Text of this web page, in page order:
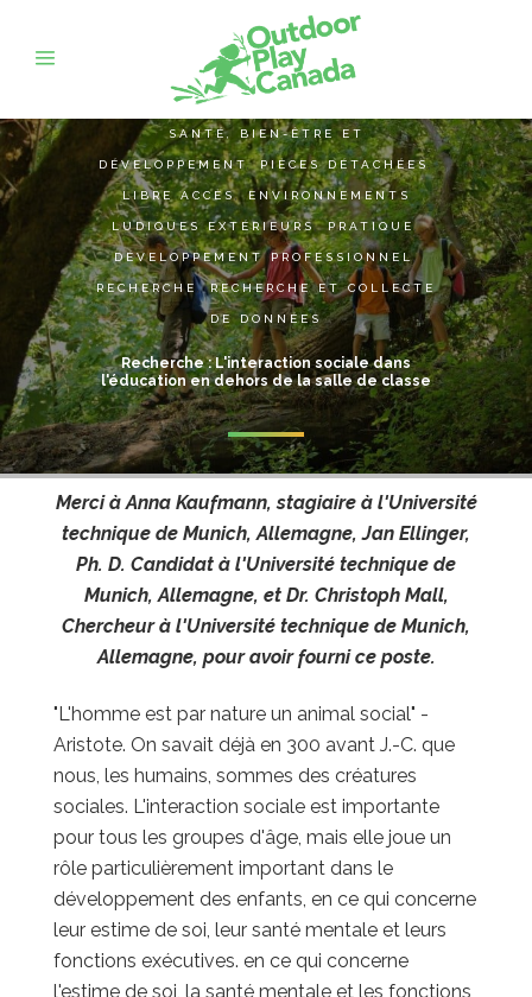
SANTÉ, BIEN-ÊTRE ET
DÉVELOPPEMENT,PIÈCES DÉTACHÉES,
LIBRE ACCÈS,ENVIRONNEMENTS
LUDIQUES EXTÉRIEURS,PRATIQUE,
DÉVELOPPEMENT PROFESSIONNEL,
RECHERCHE,RECHERCHE ET COLLECTE
DE DONNÉES
Recherche : L'interaction sociale dans
l'éducation en dehors de la salle de classe
Merci à Anna Kaufmann, stagiaire à l'Université
technique de Munich, Allemagne, Jan Ellinger,
Ph. D. Candidat à l'Université technique de
Munich, Allemagne, et Dr. Christoph Mall,
Chercheur à l'Université technique de Munich,
Allemagne, pour avoir fourni ce poste.
"L'homme est par nature un animal social" -
Aristote. On savait déjà en 300 avant J.-C. que
nous, les humains, sommes des créatures
sociales. L'interaction sociale est importante
pour tous les groupes d'âge, mais elle joue un
rôle particulièrement important dans le
développement des enfants, en ce qui concerne
leur estime de soi, leur santé mentale et leurs
fonctions exécutives. en ce qui concerne
l'estime de soi, la santé mentale et les fonctions